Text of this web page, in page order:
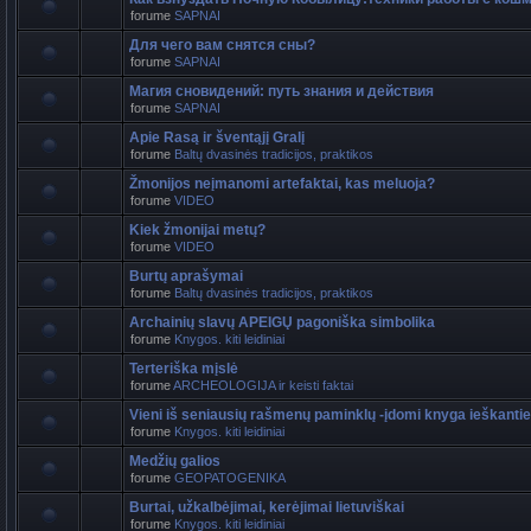
forume SAPNAI
Для чего вам снятся сны?
forume SAPNAI
Магия сновидений: путь знания и действия
forume SAPNAI
Apie Rasą ir šventąjį Gralį
forume Baltų dvasinės tradicijos, praktikos
Žmonijos neįmanomi artefaktai, kas meluoja?
forume VIDEO
Kiek žmonijai metų?
forume VIDEO
Burtų aprašymai
forume Baltų dvasinės tradicijos, praktikos
Archainių slavų APEIGŲ pagoniška simbolika
forume Knygos. kiti leidiniai
Terteriška mįslė
forumeARCHEOLOGIJA ir keisti faktai
Vieni iš seniausių rašmenų paminklų -įdomi knyga
forume Knygos. kiti leidiniai
Medžių galios
forume GEOPATOGENIKA
Burtai, užkalbėjimai, kerėjimai lietuviškai
forume Knygos. kiti leidiniai